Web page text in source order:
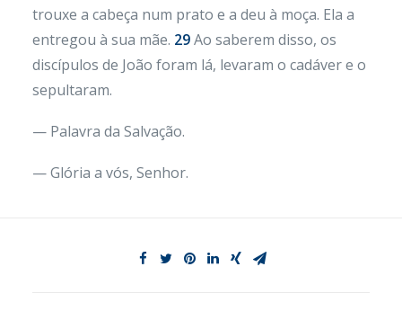
trouxe a cabeça num prato e a deu à moça. Ela a
entregou à sua mãe. 29Ao saberem disso, os
discípulos de João foram lá, levaram o cadáver e o
sepultaram.
— Palavra da Salvação.
— Glória a vós, Senhor.